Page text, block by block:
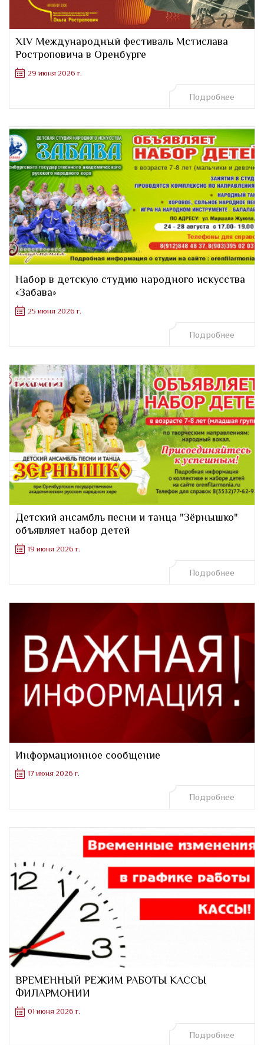
XIV Международный фестиваль Мстислава
Ростроповича в Оренбурге
29 июня 2026 г.
Подробнее
Набор в детскую студию народного искусства
«Забава»
25 июня 2026 г.
Подробнее
Детский ансамбль песни и танца "Зёрнышко"
объявляет набор детей
19 июня 2026 г.
Подробнее
Информационное сообщение
17 июня 2026 г.
Подробнее
ВРЕМЕННЫЙ РЕЖИМ РАБОТЫ КАССЫ
ФИЛАРМОНИИ
01 июня 2026 г.
Подробнее